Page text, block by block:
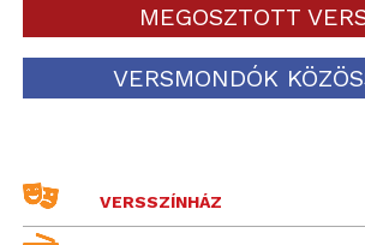
MEGOSZTOTT
VERSMONDÓK
VERSSZÍNHÁZ